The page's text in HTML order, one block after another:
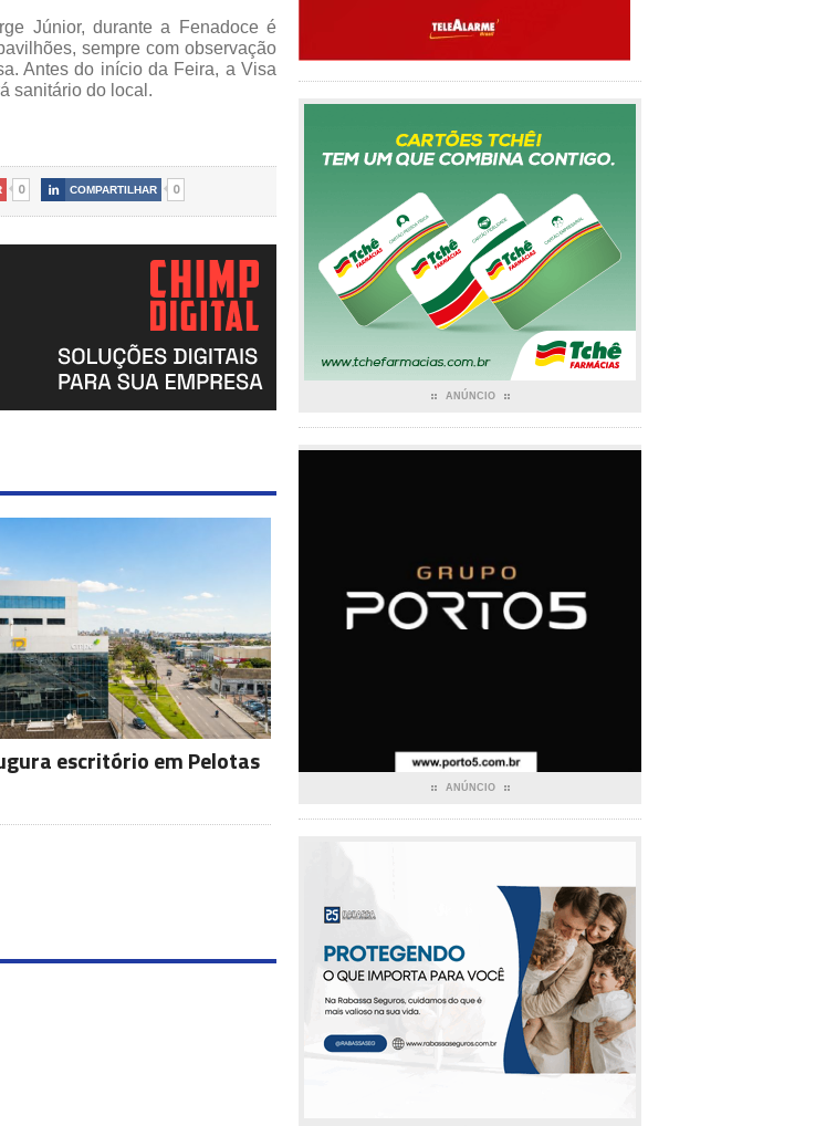
Júnior, durante a Fenadoce é
sempre com observação
Antes do início da Feira, a Visa
sanitário do local.
0  COMPARTILHAR 0
escritório em Pelotas
ANÚNCIO
ANÚNCIO